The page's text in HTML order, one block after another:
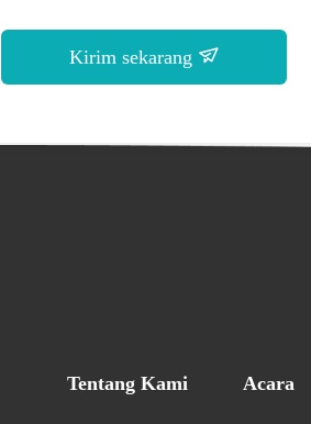
Kirim sekarang
Tentang Kami Acara